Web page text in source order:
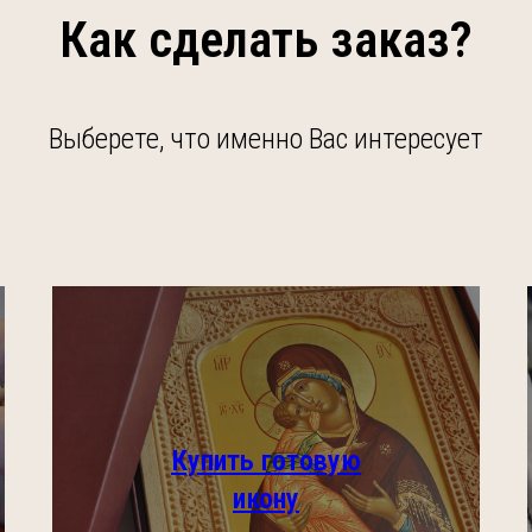
Как сделать заказ?
Выберете, что именно Вас интересует
Купить готовую
икону
Подробнее